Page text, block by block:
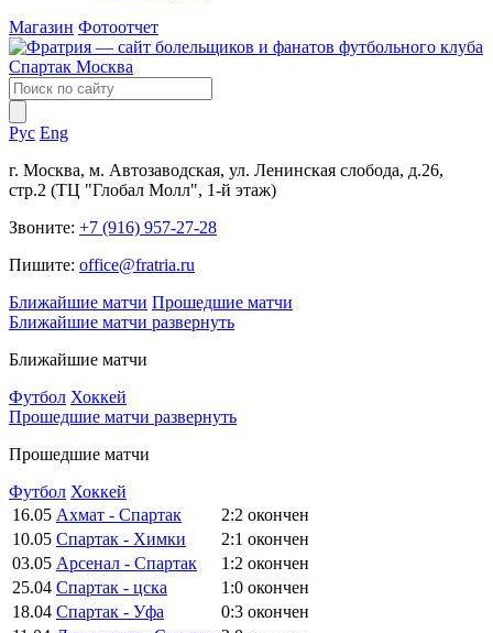
Магазин Фотоотчет
Рус Eng
г. Москва, м. Автозаводская, ул. Ленинская слобода, д.26,
стр.2 (ТЦ "Глобал Молл", 1-й этаж)
Звоните: +7 (916) 957-27-28
Пишите: office@fratria.ru
Ближайшие матчи Прошедшие матчи
Ближайшие матчи развернуть
Ближайшие матчи
Футбол Хоккей
Прошедшие матчи развернуть
Прошедшие матчи
Футбол Хоккей
16.05 Ахмат - Спартак 2:2 окончен
10.05 Спартак - Химки 2:1 окончен
03.05 Арсенал - Спартак 1:2 окончен
25.04 Спартак - цска 1:0 окончен
18.04 Спартак - Уфа 0:3 окончен